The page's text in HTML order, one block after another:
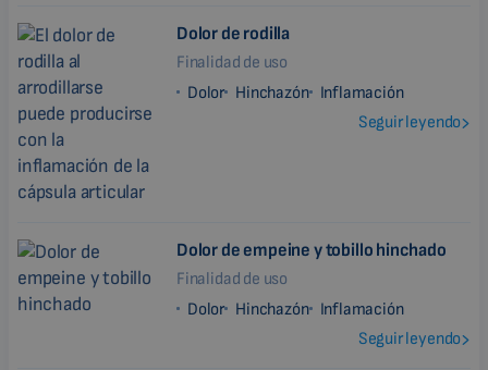
Dolor de rodilla
Finalidad de uso
Dolor Hinchazón
Inflamación
Seguir leyendo
Dolor de empeine y tobillo hinchado
Finalidad de uso
Dolor Hinchazón
Inflamación
Seguir leyendo